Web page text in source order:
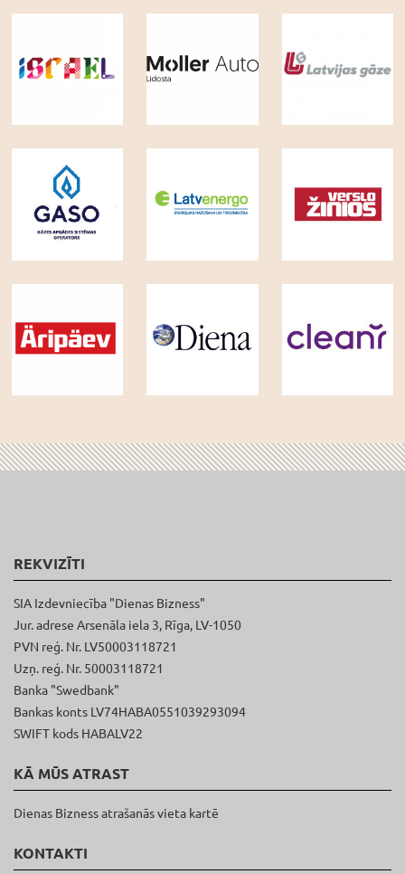
REKVIZĪTI
SIA Izdevniecība "Dienas Bizness"
Jur. adrese Arsenāla iela 3, Rīga, LV-1050
PVN reģ. Nr. LV50003118721
Uzņ. reģ. Nr. 50003118721
Banka "Swedbank"
Bankas konts LV74HABA0551039293094
SWIFT kods HABALV22
KĀ MŪS ATRAST
Dienas Bizness atrašanās vieta kartē
KONTAKTI